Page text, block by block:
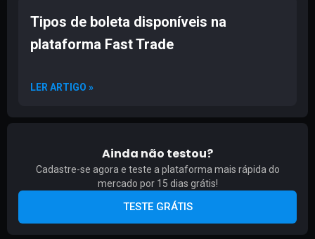
Tipos de boleta disponíveis na
plataforma Fast Trade
LER ARTIGO »
Ainda não testou?
Cadastre-se agora e teste a plataforma mais rápida do
mercado por 15 dias grátis!
TESTE GRÁTIS